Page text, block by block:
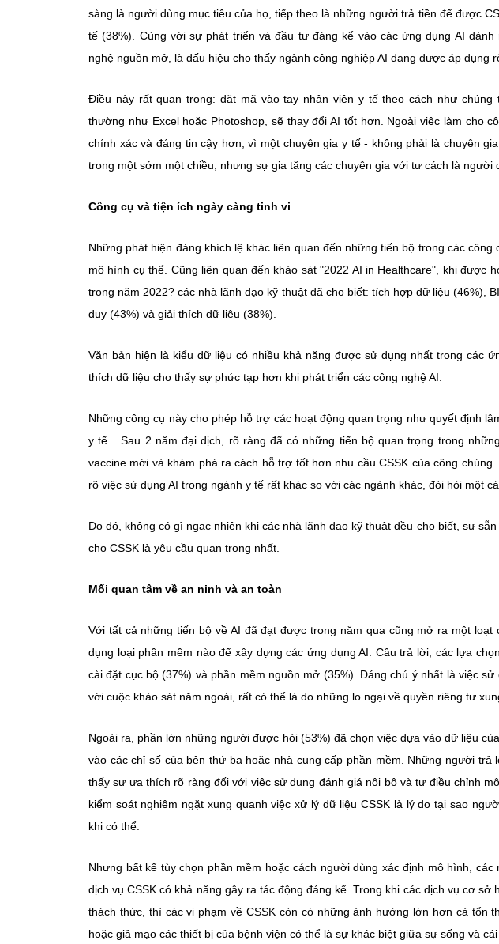
sàng là người dùng mục tiêu của họ, tiếp theo là những người trả tiền để được
tế (38%). Cùng với sự phát triển và đầu tư đáng kể vào các ứng dụng AI
nghệ nguồn mở, là dấu hiệu cho thấy ngành công nghiệp AI đang được áp dụng
Điều này rất quan trọng: đặt mã vào tay nhân viên y tế theo cách như
thường như Excel hoặc Photoshop, sẽ thay đổi AI tốt hơn. Ngoài việc làm cho
chính xác và đáng tin cậy hơn, vì một chuyên gia y tế - không phải là chuyên
trong một sớm một chiều, nhưng sự gia tăng các chuyên gia với tư cách là người
Công cụ và tiện ích ngày càng tinh vi
Những phát hiện đáng khích lệ khác liên quan đến những tiến bộ trong các
mô hình cụ thể. Cũng liên quan đến khảo sát "2022 AI in Healthcare", khi được
trong năm 2022? các nhà lãnh đạo kỹ thuật đã cho biết: tích hợp dữ liệu (46%),
duy (43%) và giải thích dữ liệu (38%).
Văn bản hiện là kiểu dữ liệu có nhiều khả năng được sử dụng nhất trong các
thích dữ liệu cho thấy sự phức tạp hơn khi phát triển các công nghệ AI.
Những công cụ này cho phép hỗ trợ các hoạt động quan trọng như quyết định
y tế... Sau 2 năm đại dịch, rõ ràng đã có những tiến bộ quan trọng trong
vaccine mới và khám phá ra cách hỗ trợ tốt hơn nhu cầu CSSK của công
rõ việc sử dụng AI trong ngành y tế rất khác so với các ngành khác, đòi hỏi một
Do đó, không có gì ngạc nhiên khi các nhà lãnh đạo kỹ thuật đều cho biết, sự
cho CSSK là yêu cầu quan trọng nhất.
Mối quan tâm về an ninh và an toàn
Với tất cả những tiến bộ về AI đã đạt được trong năm qua cũng mở ra một
dụng loại phần mềm nào để xây dựng các ứng dụng AI. Câu trả lời, các lựa
cài đặt cục bộ (37%) và phần mềm nguồn mở (35%). Đáng chú ý nhất là việc
với cuộc khảo sát năm ngoái, rất có thể là do những lo ngại về quyền riêng tư
Ngoài ra, phần lớn những người được hỏi (53%) đã chọn việc dựa vào dữ liệu
vào các chỉ số của bên thứ ba hoặc nhà cung cấp phần mềm. Những người
thấy sự ưa thích rõ ràng đối với việc sử dụng đánh giá nội bộ và tự điều chỉnh
kiểm soát nghiêm ngặt xung quanh việc xử lý dữ liệu CSSK là lý do tại sao
khi có thể.
Nhưng bất kể tùy chọn phần mềm hoặc cách người dùng xác định mô hình,
dịch vụ CSSK có khả năng gây ra tác động đáng kể. Trong khi các dịch vụ cơ
thách thức, thì các vi phạm về CSSK còn có những ảnh hưởng lớn hơn cả tổn
hoặc giả mạo các thiết bị của bệnh viện có thể là sự khác biệt giữa sự sống và cái